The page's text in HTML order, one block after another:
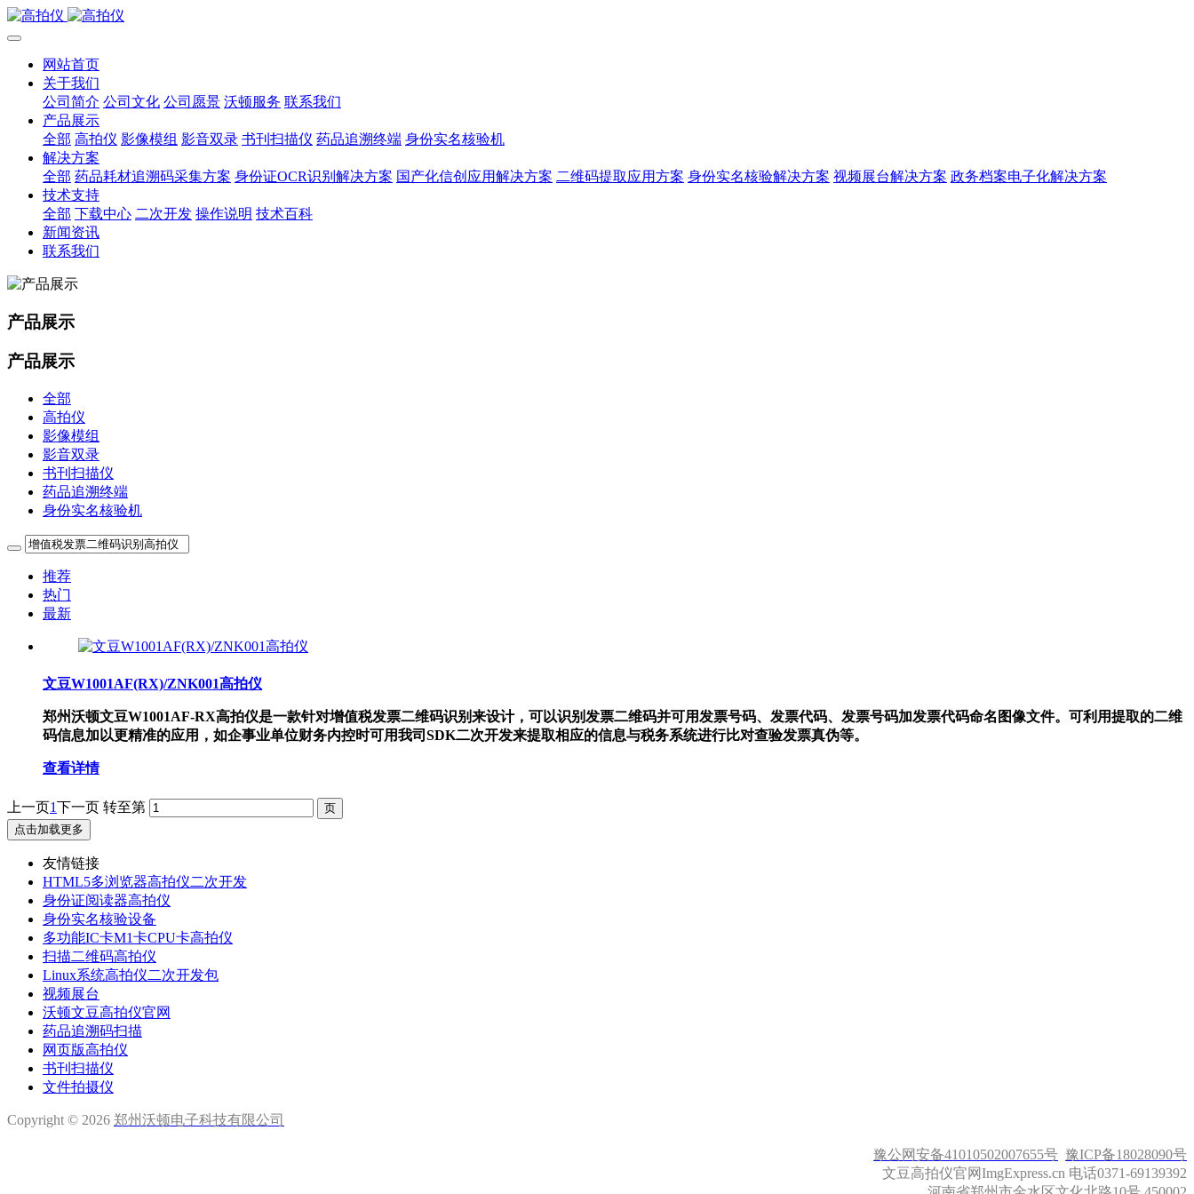
网站首页
关于我们
公司简介 公司文化 公司愿景 沃顿服务 联系我们
产品展示
全部 高拍仪 影像模组 影音双录 书刊扫描仪 药品追溯终端 身份实名核验机
解决方案
全部 药品耗材追溯码采集方案 身份证OCR识别解决方案 国产化信创应用解决方案 二维码提取应用方案 身份实名核验解决方案 视频展台解决方案 政务档案电子化解决方案
技术支持
全部 下载中心 二次开发 操作说明 技术百科
新闻资讯
联系我们
产品展示
产品展示
全部
高拍仪
影像模组
影音双录
书刊扫描仪
药品追溯终端
身份实名核验机
推荐
热门
最新
文豆W1001AF(RX)/ZNK001高拍仪
郑州沃顿文豆W1001AF-RX高拍仪是一款针对增值税发票二维码识别来设计，可以识别发票二维码并可用发票号码、发票代码、发票号码加发票代码命名图像文件。可利用提取的二维
码信息加以更精准的应用，如企事业单位财务内控时可用我司SDK二次开发来提取相应的信息与税务系统进行比对查验发票真伪等。
查看详情
上一页1下一页 转至第
点击加载更多
友情链接
HTML5多浏览器高拍仪二次开发
身份证阅读器高拍仪
身份实名核验设备
多功能IC卡M1卡CPU卡高拍仪
扫描二维码高拍仪
Linux系统高拍仪二次开发包
视频展台
沃顿文豆高拍仪官网
药品追溯码扫描
网页版高拍仪
书刊扫描仪
文件拍摄仪
Copyright © 2026 郑州沃顿电子科技有限公司
豫公网安备41010502007655号 豫ICP备18028090号
文豆高拍仪官网ImgExpress.cn 电话0371-69139392